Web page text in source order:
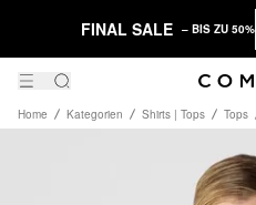
FINAL SALE – BIS ZU 50%
Home Kategorien Shirts | Tops Tops